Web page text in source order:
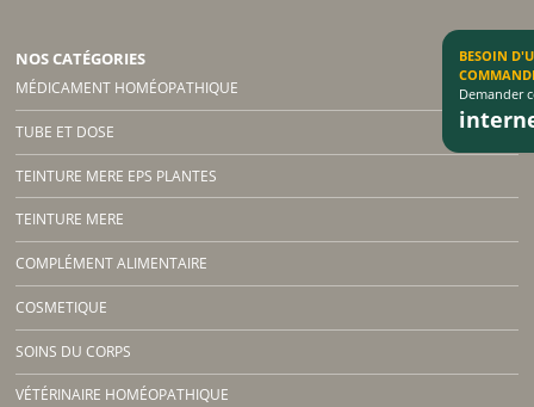
NOS CATÉGORIES
MÉDICAMENT HOMÉOPATHIQUE
TUBE ET DOSE
TEINTURE MERE EPS PLANTES
TEINTURE MERE
COMPLÉMENT ALIMENTAIRE
COSMETIQUE
SOINS DU CORPS
VÉTÉRINAIRE HOMÉOPATHIQUE
BESOIN
Demander